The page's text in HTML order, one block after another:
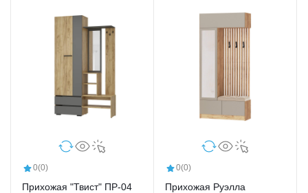
0(0)
Прихожая "Твист" ПР-04
0(0)
Прихожая Руэлла